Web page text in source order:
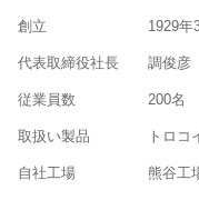
創立 1929年
代表取締役社長 調俊彦
従業員数 200名
取扱い製品 トロ
自社工場 熊谷工